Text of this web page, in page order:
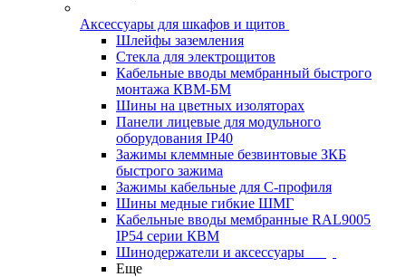
Аксессуары для шкафов и щитов
Шлейфы заземления
Стекла для электрощитов
Кабельные вводы мембранный быстрого
монтажа КВМ-БМ
Шины на цветных изоляторах
Панели лицевые для модульного
оборудования IP40
Зажимы клеммные безвинтовые ЗКБ
быстрого зажима
Зажимы кабельные для С-профиля
Шины медные гибкие ШМГ
Кабельные вводы мембранные RAL9005
IP54 серии КВМ
Шинодержатели и аксессуары
Еще